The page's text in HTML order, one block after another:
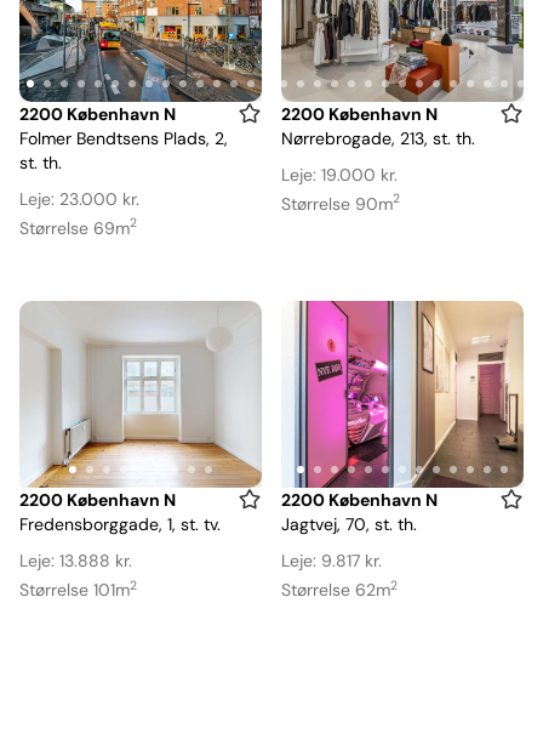
Item
1
of
14
2200 København N
Folmer Bendtsens Plads, 2,
st. th.
Leje: 23.000 kr.
Størrelse 69m2
Item
1
of
17
2200 København N
Nørrebrogade, 213, st. th.
Leje: 19.000 kr.
Størrelse 90m2
Item
1
of
9
2200 København N
Fredensborggade, 1, st. tv.
Leje: 13.888 kr.
Størrelse 101m2
Item
1
of
13
2200 København N
Jagtvej, 70, st. th.
Leje: 9.817 kr.
Størrelse 62m2